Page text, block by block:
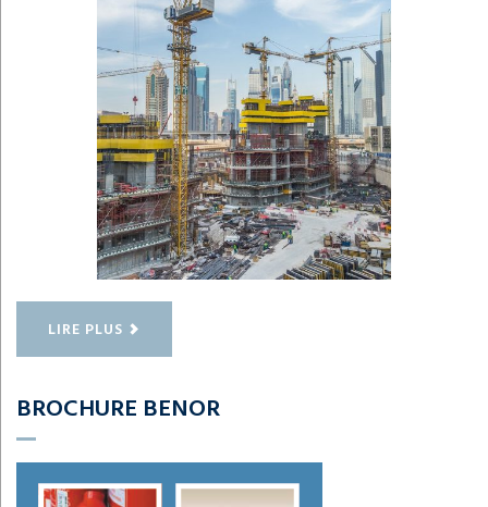
LIRE PLUS
BROCHURE BENOR